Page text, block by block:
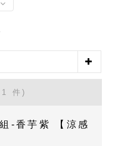
件)
-香芋紫 【涼感